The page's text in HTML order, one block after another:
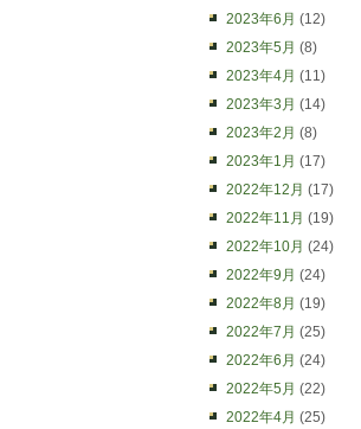
2023年6月 (12)
2023年5月 (8)
2023年4月 (11)
2023年3月 (14)
2023年2月 (8)
2023年1月 (17)
2022年12月 (17)
2022年11月 (19)
2022年10月 (24)
2022年9月 (24)
2022年8月 (19)
2022年7月 (25)
2022年6月 (24)
2022年5月 (22)
2022年4月 (25)